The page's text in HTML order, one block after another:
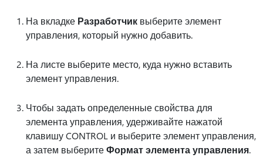
На вкладке Разработчик выберите элемент
управления, который нужно добавить.
На листе выберите место, куда нужно вставить
элемент управления.
Чтобы задать определенные свойства для
элемента управления, удерживайте нажатой
клавишу CONTROL и выберите элемент управления,
а затем выберитеФормат элемента управления.